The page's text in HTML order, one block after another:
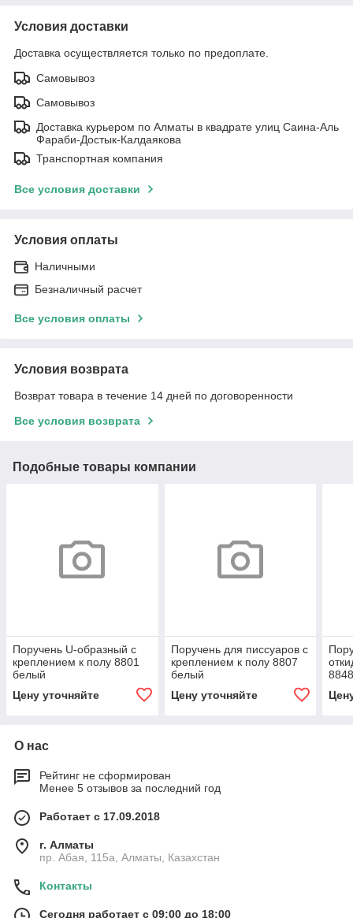
Условия доставки
Доставка осуществляется только по предоплате.
Самовывоз
Самовывоз
Доставка курьером по Алматы в квадрате улиц Саина-Аль
Фараби-Достык-Калдаякова
Транспортная компания
Все условия доставки
Условия оплаты
Наличными
Безналичный расчет
Все условия оплаты
Условия возврата
Возврат товара в течение 14 дней по договоренности
Все условия возврата
Подобные товары компании
Поручень U-образный с
креплением к полу 8801
белый
Цену уточняйте
Поручень для писсуаров с
креплением к полу 8807
белый
Цену уточняйте
О нас
Рейтинг не сформирован
Менее 5 отзывов за последний год
Работает с 17.09.2018
г. Алматы
пр. Абая, 115а, Алматы, Казахстан
Контакты
Сегодня работает с 09:00 до 18:00